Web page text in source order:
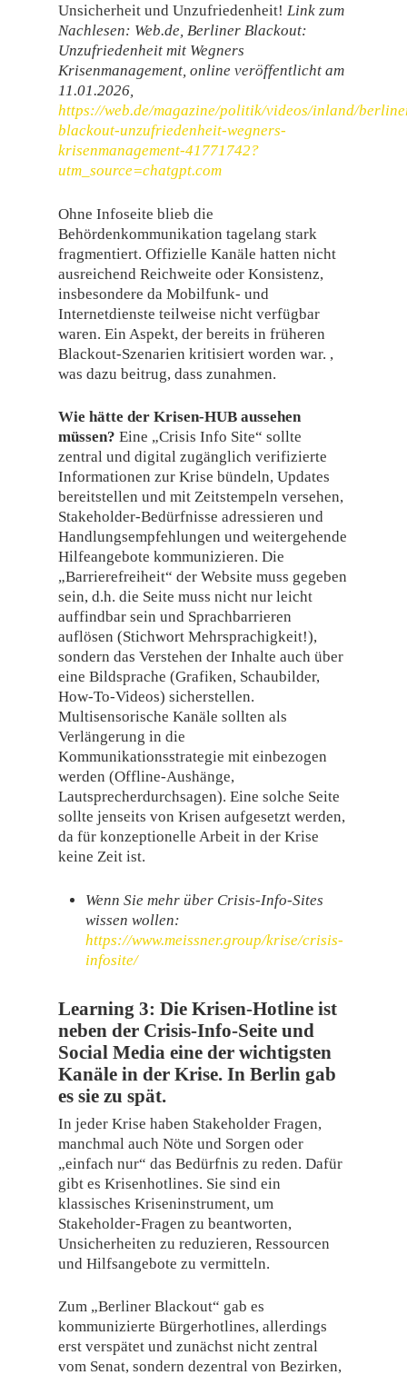
Unsicherheit und Unzufriedenheit!Link zum
Nachlesen: Web.de, Berliner Blackout:
Unzufriedenheit mit Wegners
Krisenmanagement, online veröffentlicht am
11.01.2026,
https://web.de/magazine/politik/videos/inland/
blackout-unzufriedenheit-wegners-
krisenmanagement-41771742?
utm_source=chatgpt.com
Ohne Infoseite blieb die
Behördenkommunikation tagelang stark
fragmentiert. Offizielle Kanäle hatten nicht
ausreichend Reichweite oder Konsistenz,
insbesondere da Mobilfunk- und
Internetdienste teilweise nicht verfügbar
waren. Ein Aspekt, der bereits in früheren
Blackout-Szenarien kritisiert worden war. ,
was dazu beitrug, dass zunahmen.
Wie hätte der Krisen-HUB aussehen
müssen? Eine „Crisis Info Site“ sollte
zentral und digital zugänglich verifizierte
Informationen zur Krise bündeln, Updates
bereitstellen und mit Zeitstempeln versehen,
Stakeholder-Bedürfnisse adressieren und
Handlungsempfehlungen und weitergehende
Hilfeangebote kommunizieren. Die
„Barrierefreiheit“ der Website muss gegeben
sein, d.h. die Seite muss nicht nur leicht
auffindbar sein und Sprachbarrieren
auflösen (Stichwort Mehrsprachigkeit!),
sondern das Verstehen der Inhalte auch über
eine Bildsprache (Grafiken, Schaubilder,
How-To-Videos) sicherstellen.
Multisensorische Kanäle sollten als
Verlängerung in die
Kommunikationsstrategie mit einbezogen
werden (Offline-Aushänge,
Lautsprecherdurchsagen). Eine solche Seite
sollte jenseits von Krisen aufgesetzt werden,
da für konzeptionelle Arbeit in der Krise
keine Zeit ist.
Wenn Sie mehr über Crisis-Info-Sites
wissen wollen:
https://www.meissner.group/krise/crisis-
infosite/
Learning 3:Die Krisen-Hotline ist
neben der Crisis-Info-Seite und
Social Media eine der wichtigsten
Kanäle in der Krise. In Berlin gab
es sie zu spät.
In jeder Krise haben Stakeholder Fragen,
manchmal auch Nöte und Sorgen oder
„einfach nur“ das Bedürfnis zu reden. Dafür
gibt es Krisenhotlines. Sie sind ein
klassisches Kriseninstrument, um
Stakeholder-Fragen zu beantworten,
Unsicherheiten zu reduzieren, Ressourcen
und Hilfsangebote zu vermitteln.
Zum „Berliner Blackout“ gab es
kommunizierte Bürgerhotlines, allerdings
erst verspätet und zunächst nicht zentral
vom Senat, sondern dezentral von Bezirken,